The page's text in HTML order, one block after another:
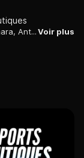
Qui de Nic Lamb, Andres Flore, Garrett McNamara, Anthony Tashnick, Ken Collins, Greg Long et de tous les autres surfeurs du moment sera couronné grand champion des Mavericks ?Voir plus